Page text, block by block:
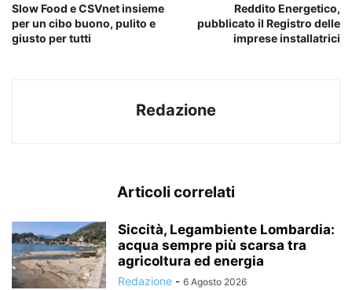
Slow Food e CSVnet insieme
per un cibo buono, pulito e
giusto per tutti
Reddito Energetico,
pubblicato il Registro delle
imprese installatrici
Redazione
Articoli correlati
Siccità, Legambiente Lombardia:
acqua sempre più scarsa tra
agricoltura ed energia
Redazione - 6 Agosto 2026